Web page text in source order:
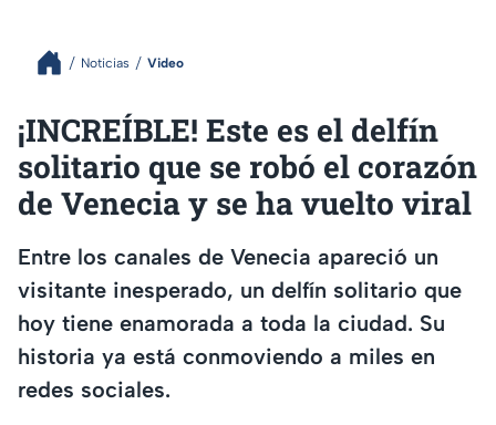
Noticias Video
¡INCREÍBLE! Este es el delfín
solitario que se robó el corazón
de Venecia y se ha vuelto viral
Entre los canales de Venecia apareció un
visitante inesperado, un delfín solitario que
hoy tiene enamorada a toda la ciudad. Su
historia ya está conmoviendo a miles en
redes sociales.